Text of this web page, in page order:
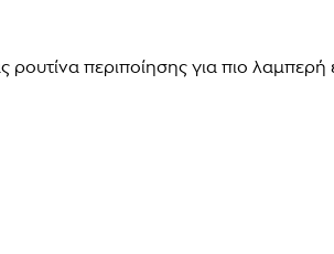
ρουτίνα περιποίησης για πιο λαμπερή